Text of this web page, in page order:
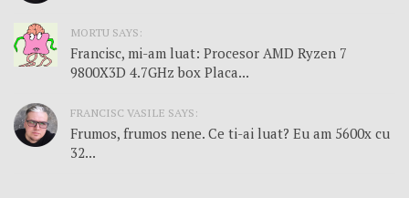
MORTU SAYS:
Francisc, mi-am luat: Procesor AMD Ryzen 7
9800X3D 4.7GHz box Placa...
FRANCISC VASILE SAYS:
Frumos, frumos nene. Ce ti-ai luat? Eu am 5600x cu
32...